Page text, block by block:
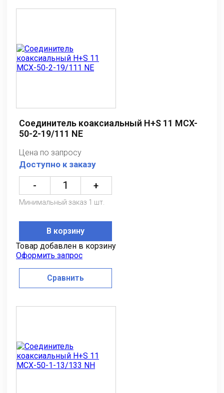
Соединитель коаксиальный H+S 11 MCX-
50-2-19/111 NE
Цена по запросу
Доступно к заказу
- +
Минимальный заказ 1 шт.
В корзину
Товар добавлен в корзину
Оформить запрос
Сравнить